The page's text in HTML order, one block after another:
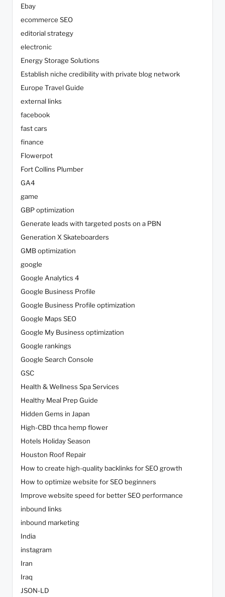
Ebay
ecommerce SEO
editorial strategy
electronic
Energy Storage Solutions
Establish niche credibility with private blog network
Europe Travel Guide
external links
facebook
fast cars
finance
Flowerpot
Fort Collins Plumber
GA4
game
GBP optimization
Generate leads with targeted posts on a PBN
Generation X Skateboarders
GMB optimization
google
Google Analytics 4
Google Business Profile
Google Business Profile optimization
Google Maps SEO
Google My Business optimization
Google rankings
Google Search Console
GSC
Health & Wellness Spa Services
Healthy Meal Prep Guide
Hidden Gems in Japan
High-CBD thca hemp flower
Hotels Holiday Season
Houston Roof Repair
How to create high-quality backlinks for SEO growth
How to optimize website for SEO beginners
Improve website speed for better SEO performance
inbound links
inbound marketing
India
instagram
Iran
Iraq
JSON-LD